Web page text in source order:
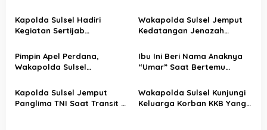
o
s
Kapolda Sulsel Hadiri
Kegiatan Sertijab
AU Sultan Hasanuddin
Wakapolda Sulsel Jemput
Kedatangan Jenazah
Sultan Hasanuddin
Pimpin Apel Perdana,
Wakapolda Sulsel
Ibu Ini Beri Nama Anaknya
“Umar” Saat Bertemu
Kapolda Sulsel Jemput
Panglima TNI Saat Transit Di
Wakapolda Sulsel Kunjungi
Keluarga Korban KKB Yang